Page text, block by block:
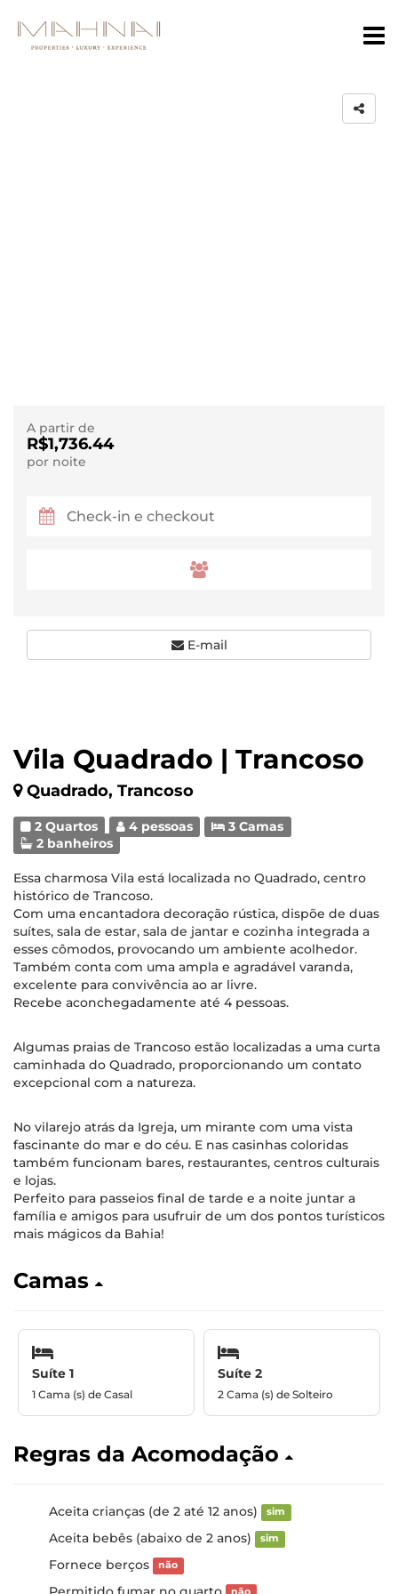
Vila Quadrado | Trancoso
Quadrado, Trancoso
2 Quartos 4 pessoas
3 Camas
2 banheiros
Essa charmosa Vila está localizada no Quadrado, centro
histórico de Trancoso.
Com uma encantadora decoração rústica, dispõe de duas
suítes, sala de estar, sala de jantar e cozinha integrada a
esses cômodos, provocando um ambiente acolhedor.
Também conta com uma ampla e agradável varanda,
excelente para convivência ao ar livre.
Recebe aconchegadamente até 4 pessoas.
Algumas praias de Trancoso estão localizadas a uma curta
caminhada do Quadrado, proporcionando um contato
excepcional com a natureza.
No vilarejo atrás da Igreja, um mirante com uma vista
fascinante do mar e do céu. E nas casinhas coloridas
também funcionam bares, restaurantes, centros culturais
e lojas.
Perfeito para passeios final de tarde e a noite juntar a
família e amigos para usufruir de um dos pontos turísticos
mais mágicos da Bahia!
Camas
Suíte 1
1 Cama (s) de Casal
Suíte 2
2 Cama (s) de Solteiro
Regras da Acomodação
Aceita crianças (de 2 até 12 anos) sim
Aceita bebês (abaixo de 2 anos) sim
Fornece berços não
A partir de
R$1,736.44
por noite
E-mail